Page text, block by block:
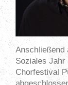
Anschließend
Soziales Jahr
Chorfestival